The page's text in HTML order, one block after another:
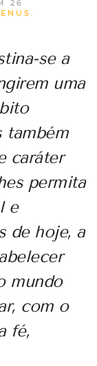
26
.
se a
uma
também
caráter
permita
e
de hoje, a
mundo
com o
fé,